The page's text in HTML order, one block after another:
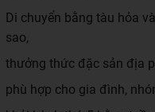
Di chuyển bằng tàu hỏa
sao,
thưởng thức đặc sản địa
phù hợp cho gia đình,